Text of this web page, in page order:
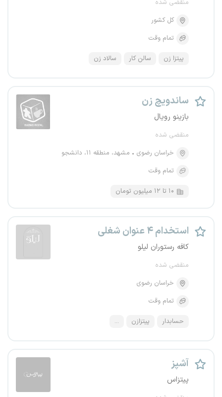
منقضی شده
کل کشور
تمام وقت
پیتزا زن سالن کار سالاد زن
ساندویچ زن
بازینو رویال
منقضی شده
خراسان رضوی
مشهد، منطقه ۱۱، دانشجو
تمام وقت
۱۰ تا ۱۲ میلیون تومان
استخدام ۴ عنوان شغلی
کافه رستوران لیلو
منقضی شده
خراسان رضوی
تمام وقت
حسابدار پیتزازن ...
آشپز
پیتزاس